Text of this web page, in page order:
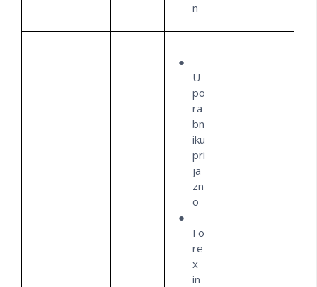
n
U
po
ra
bn
iku
pri
ja
zn
o
Fo
re
x
in